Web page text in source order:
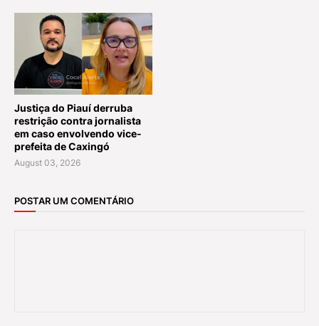
Justiça do Piauí derruba
restrição contra jornalista
em caso envolvendo vice-
prefeita de Caxingó
August 03, 2026
POSTAR UM COMENTÁRIO